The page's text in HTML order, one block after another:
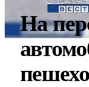
На